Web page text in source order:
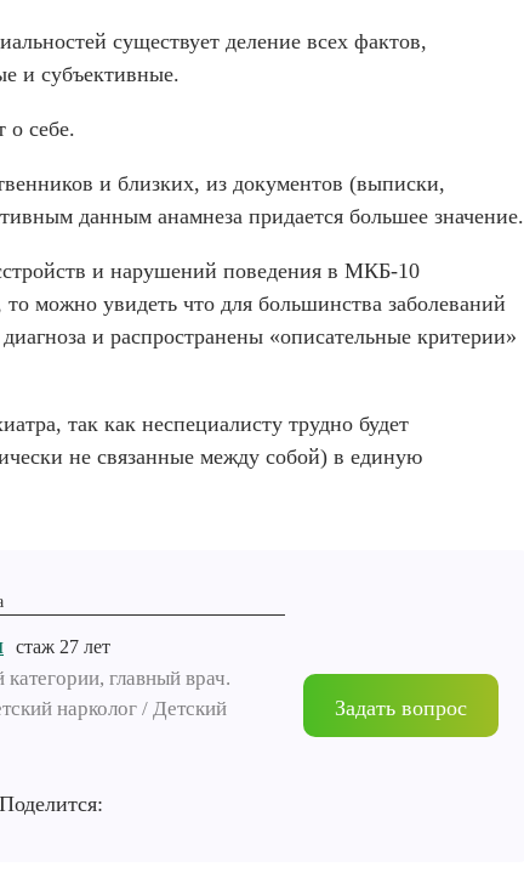
существует деление всех фактов,
и субъективные.
о себе.
и близких, из документов (выписки,
данным анамнеза придается большее значение.
и нарушений поведения в МКБ-10
можно увидеть что для большинства заболеваний
и распространены «описательные критерии»
так как неспециалисту трудно будет
не связанные между собой) в единую
cтаж 27 лет
главный врач.
нарколог / Детский
Поделится:
Задать вопрос